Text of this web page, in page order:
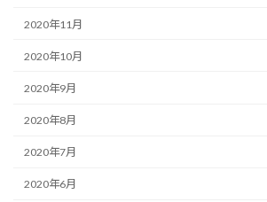
2020年11月
2020年10月
2020年9月
2020年8月
2020年7月
2020年6月